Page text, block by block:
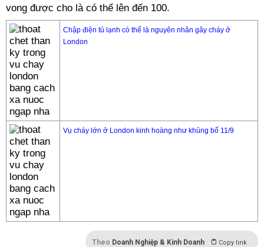
vong được cho là có thể lên đến 100.
Chập điện tủ lạnh có thể là nguyên nhân gây cháy ở
London
Vụ cháy lớn ở London kinh hoàng như khủng bố 11/9
Theo Doanh Nghiệp & Kinh Doanh Copy link